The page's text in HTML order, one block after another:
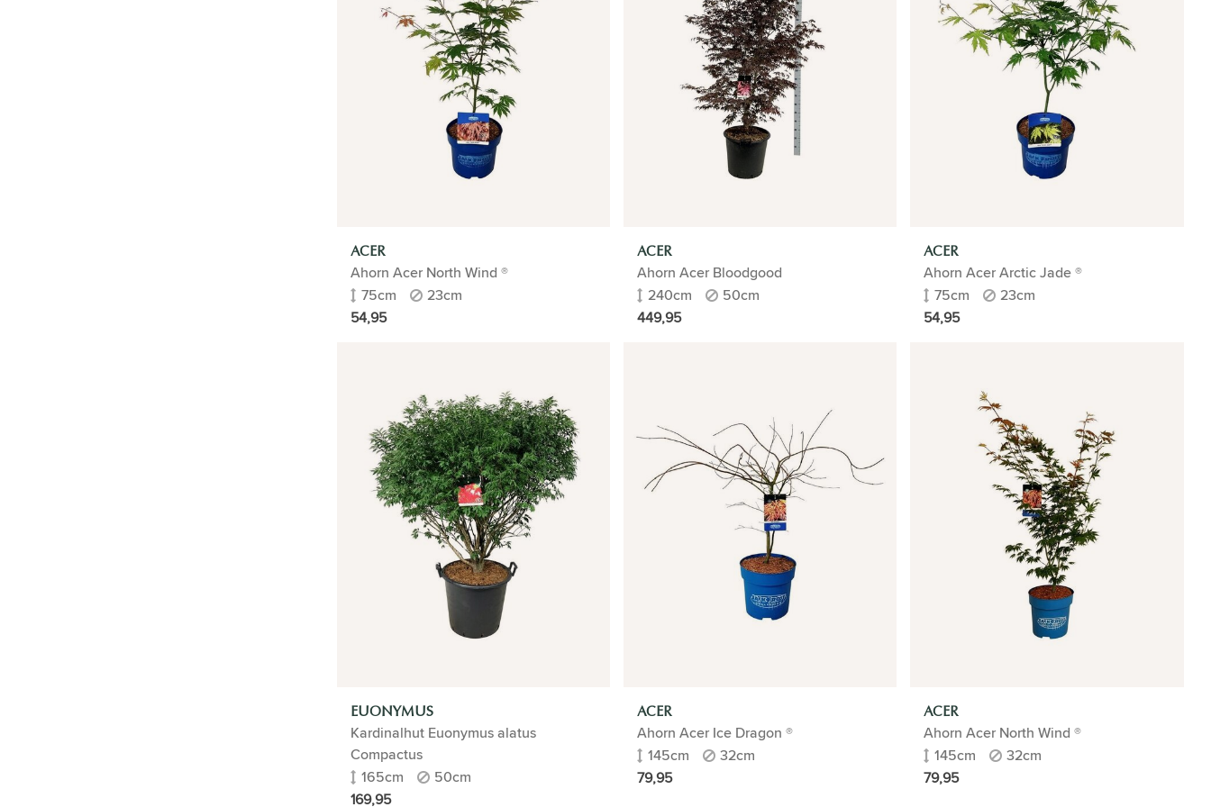
ACER
Ahorn Acer North Wind ®
75cm
23cm
54,95
ACER
Ahorn Acer Bloodgood
240cm
50cm
449,95
ACER
Ahorn Acer Arctic Jade ®
75cm
23cm
54,95
EUONYMUS
Kardinalhut Euonymus alatus
Compactus
165cm
50cm
169,95
ACER
Ahorn Acer Ice Dragon ®
145cm
32cm
79,95
ACER
Ahorn Acer North Wind ®
145cm
32cm
79,95